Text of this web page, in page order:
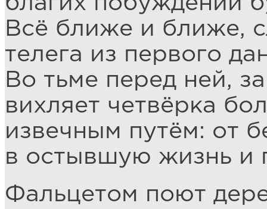
Всё ближе и ближе,
телега из первого
Во тьме перед ней,
вихляет четвёрка
извечным путём: от
в остывшую жизнь и
Фальцетом поют